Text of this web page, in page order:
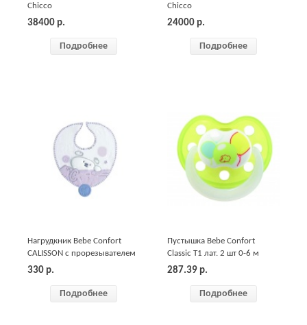
Chicco
38400 р.
Подробнее
Chicco
24000 р.
Подробнее
Нагрудкник Bebe Confort
CALISSON с прорезывателем
330 р.
Подробнее
Пустышка Bebe Confort
Classic Т1 лат. 2 шт 0-6 м
287.39 р.
Подробнее